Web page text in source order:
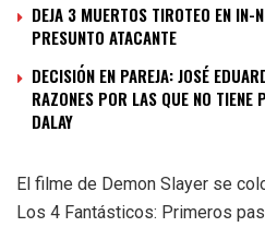
DEJA 3 MUERTOS TIROTEO EN
PRESUNTO ATACANTE
DECISIÓN EN PAREJA: JOSÉ
RAZONES POR LAS QUE NO TIENE
DALAY
El filme de Demon Slayer se
Los 4 Fantásticos: Primeros